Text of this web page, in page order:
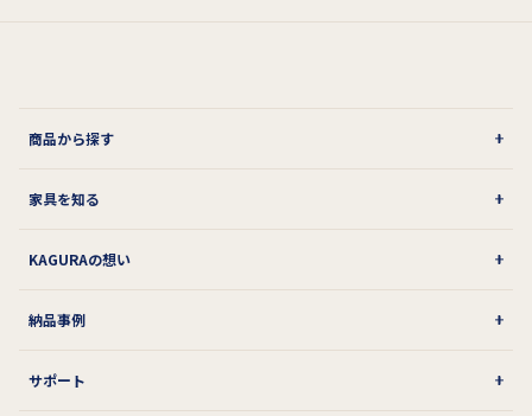
商品から探す
家具を知る
KAGURAの想い
納品事例
サポート